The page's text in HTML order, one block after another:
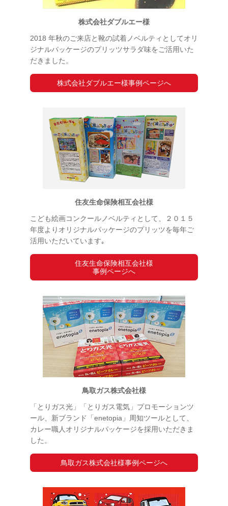
株式会社ダブルエー様
2018 年秋のご来店と靴の試着ノベルティとしてオリ
ジナルパッケージのプリッツサラダ味をご活用いた
だきました。
株式会社ダブルエー様事例ページへ
住友生命保険相互会社様
こども絵画コンクールノベルティとして、２０１５
年度よりオリジナルパッケージのプリッツを毎年ご
活用いただいています｡
住友生命保険相互会社様
事例ページへ
鳥取ガス株式会社様
「とりガス光」「とりガス電気」プロモーションツ
ール、新ブランド「enetopia」周知ツールとして、
カレー職人オリジナルパッケージを採用いただきま
した。
鳥取ガス株式会社様事例ページへ